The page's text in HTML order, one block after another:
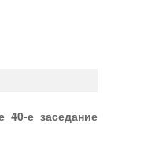
40-е заседание